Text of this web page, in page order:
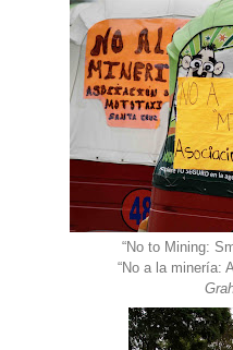
“No to Mining:
“No a la minería: